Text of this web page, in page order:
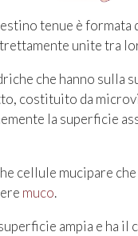
tenue è formata
unite tra
che hanno sulla
costituito da
la superficie
cellule mucipare
muco.
ampia e ha il